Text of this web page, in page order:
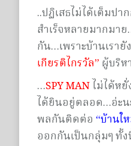
..ปฏิเสธไม่ได้เต็มป
สำเร็จหลายมากมา
กัน…เพราะบ้านเรายั
เกียรติไกรวัล” ผู้บริห
…SPY MAN ไม่ได้ห
ได้ยินอยู่ตลอด…อ่ะ
พลกันติดต่อ “บ้านใ
ออกกันเป็นกลุ่มๆ ทั้